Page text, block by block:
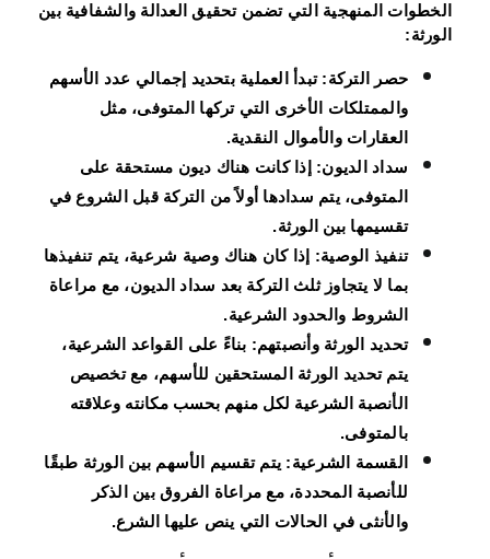
الخطوات المنهجية التي تضمن تحقيق العدالة والشفافية بين
الورثة:
حصر التركة: تبدأ العملية بتحديد إجمالي عدد الأسهم
والممتلكات الأخرى التي تركها المتوفى، مثل
العقارات والأموال النقدية.
سداد الديون: إذا كانت هناك ديون مستحقة على
المتوفى، يتم سدادها أولاً من التركة قبل الشروع في
تقسيمها بين الورثة.
تنفيذ الوصية: إذا كان هناك وصية شرعية، يتم تنفيذها
بما لا يتجاوز ثلث التركة بعد سداد الديون، مع مراعاة
الشروط والحدود الشرعية.
تحديد الورثة وأنصبتهم: بناءً على القواعد الشرعية،
يتم تحديد الورثة المستحقين للأسهم، مع تخصيص
الأنصبة الشرعية لكل منهم بحسب مكانته وعلاقته
بالمتوفى.
القسمة الشرعية: يتم تقسيم الأسهم بين الورثة طبقًا
للأنصبة المحددة، مع مراعاة الفروق بين الذكر
والأنثى في الحالات التي ينص عليها الشرع.